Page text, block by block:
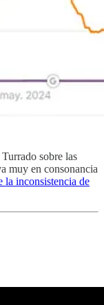
sobre las
muy en consonancia
la inconsistencia de